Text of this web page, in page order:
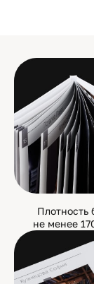
Плотность
не менее